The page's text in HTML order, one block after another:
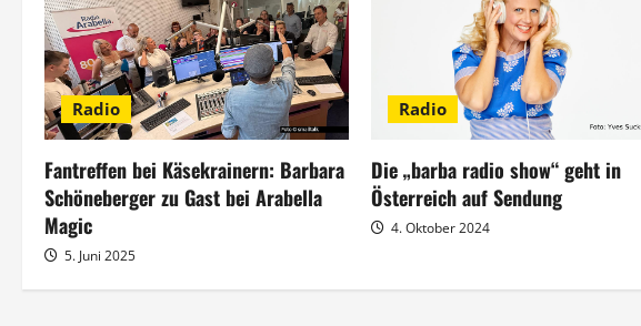
a
g
s
n
a
v
i
Radio
Fantreffen bei Käsekrainern: Barbara
Schöneberger zu Gast bei Arabella
Magic
5. Juni 2025
Radio
Die „barba radio show“ geht in
Österreich auf Sendung
4. Oktober 2024